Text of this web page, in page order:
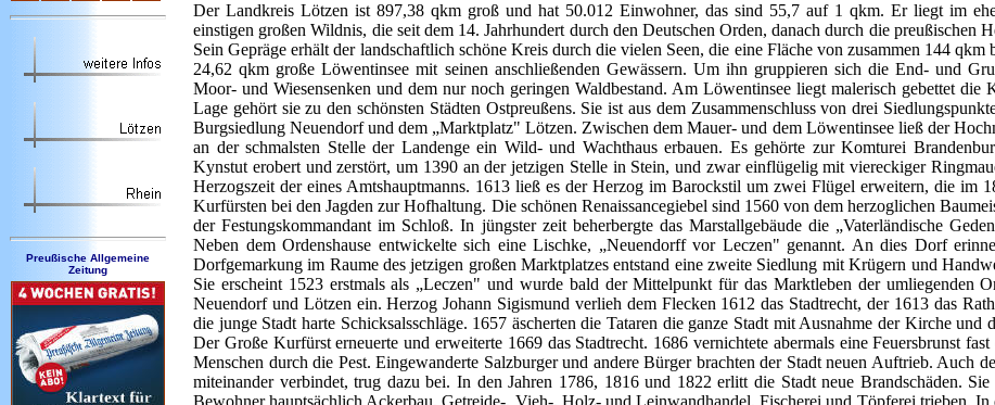
Preußische Allgemeine
Zeitung
Der Landkreis Lötzen ist 897,38 qkm groß und hat 50.012 Einwohner, das sind 55,7 auf 1 qkm. Er liegt im
einstigen großen Wildnis, die seit dem 14. Jahrhundert durch den Deutschen Orden, danach durch die preußischen
Sein Gepräge erhält der landschaftlich schöne Kreis durch die vielen Seen, die eine Fläche von zusammen 144 qkm
24,62 qkm große Löwentinsee mit seinen anschließenden Gewässern. Um ihn gruppieren sich die End- und
Moor- und Wiesensenken und dem nur noch geringen Waldbestand. Am Löwentinsee liegt malerisch gebettet die
Lage gehört sie zu den schönsten Städten Ostpreußens. Sie ist aus dem Zusammenschluss von drei
Burgsiedlung Neuendorf und dem „Marktplatz" Lötzen. Zwischen dem Mauer- und dem Löwentinsee ließ der
an der schmalsten Stelle der Landenge ein Wild- und Wachthaus erbauen. Es gehörte zur Komturei
Kynstut erobert und zerstört, um 1390 an der jetzigen Stelle in Stein, und zwar einflügelig mit viereckiger
Herzogszeit der eines Amtshauptmanns. 1613 ließ es der Herzog im Barockstil um zwei Flügel erweitern, die im
Kurfürsten bei den Jagden zur Hofhaltung. Die schönen Renaissancegiebel sind 1560 von dem herzoglichen
der Festungskommandant im Schloß. In jüngster zeit beherbergte das Marstallgebäude die „Vaterländische
Neben dem Ordenshause entwickelte sich eine Lischke, „Neuendorff vor Leczen" genannt. An dies Dorf
Dorfgemarkung im Raume des jetzigen großen Marktplatzes entstand eine zweite Siedlung mit Krügern und
Sie erscheint 1523 erstmals als „Leczen" und wurde bald der Mittelpunkt für das Marktleben der umliegenden
Neuendorf und Lötzen ein. Herzog Johann Sigismund verlieh dem Flecken 1612 das Stadtrecht, der 1613 das
die junge Stadt harte Schicksalsschläge. 1657 äscherten die Tataren die ganze Stadt mit Ausnahme der Kirche
Der Große Kurfürst erneuerte und erweiterte 1669 das Stadtrecht. 1686 vernichtete abermals eine Feuersbrunst
Menschen durch die Pest. Eingewanderte Salzburger und andere Bürger brachten der Stadt neuen Auftrieb. Auch
miteinander verbindet, trug dazu bei. In den Jahren 1786, 1816 und 1822 erlitt die Stadt neue Brandschäden.
Bewohner hauptsächlich Ackerbau, Getreide-, Vieh-, Holz- und Leinwandhandel, Fischerei und Töpferei trieben. In